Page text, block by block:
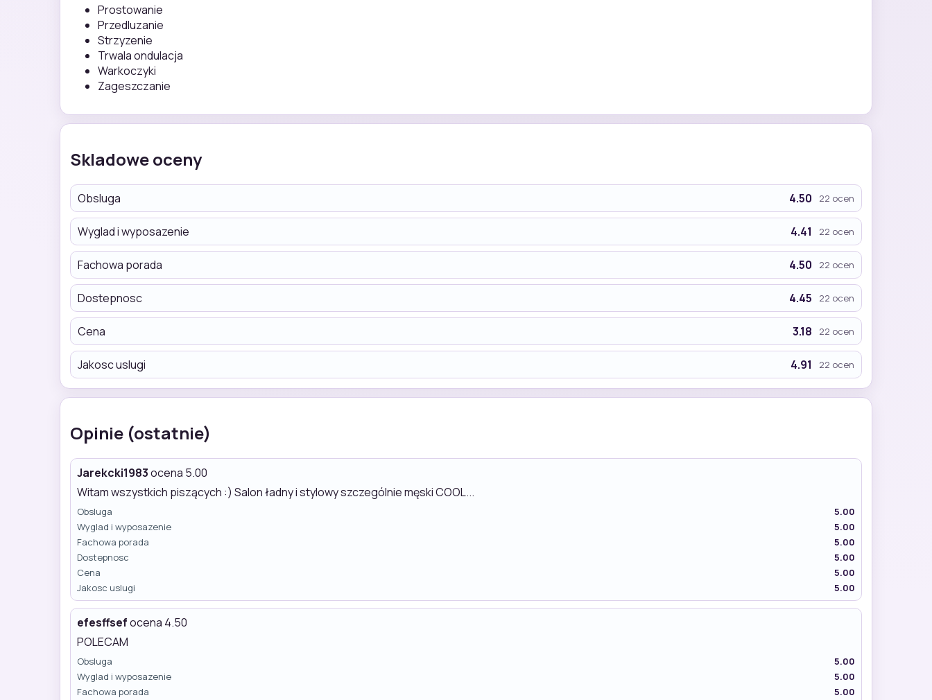
Prostowanie
Przedluzanie
Strzyzenie
Trwala ondulacja
Warkoczyki
Zageszczanie
Skladowe oceny
Obsluga 4.50 22 ocen
Wyglad i wyposazenie 4.41 22 ocen
Fachowa porada 4.50 22 ocen
Dostepnosc 4.45 22 ocen
Cena 3.18 22 ocen
Jakosc uslugi 4.91 22 ocen
Opinie (ostatnie)
Jarekcki1983ocena 5.00
Witam wszystkich piszących :) Salon ładny i stylowy szczególnie męski COOL...
Obsluga
5.00
Wyglad i wyposazenie
5.00
Fachowa porada
5.00
Dostepnosc
5.00
Cena
5.00
Jakosc uslugi
5.00
efesffsefocena 4.50
POLECAM
Obsluga
5.00
Wyglad i wyposazenie
5.00
Fachowa porada
5.00